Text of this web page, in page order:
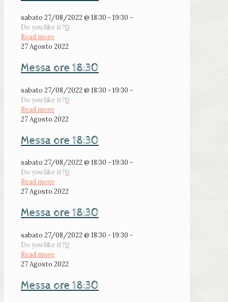
sabato 27/08/2022 @ 18:30 - 19:30 -
Do you like it?0
Read more
27 Agosto 2022
Messa ore 18:30
sabato 27/08/2022 @ 18:30 - 19:30 -
Do you like it?0
Read more
27 Agosto 2022
Messa ore 18:30
sabato 27/08/2022 @ 18:30 - 19:30 -
Do you like it?0
Read more
27 Agosto 2022
Messa ore 18:30
sabato 27/08/2022 @ 18:30 - 19:30 -
Do you like it?0
Read more
27 Agosto 2022
Messa ore 18:30